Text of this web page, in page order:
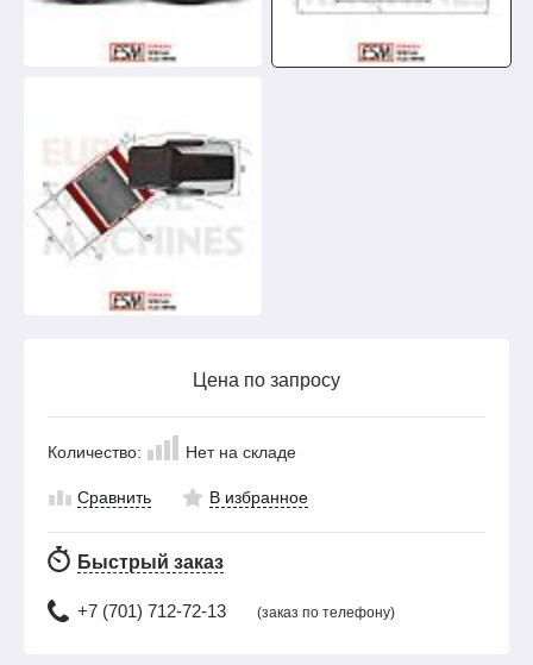
Цена по запросу
Количество: Нет на складе
Сравнить В избранное
Быстрый заказ
+7 (701) 712-72-13 (заказ по телефону)